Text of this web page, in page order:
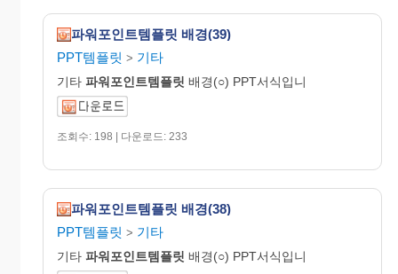
파워포인트템플릿 배경(39)
PPT템플릿 > 기타
기타 파워포인트템플릿 배경(○) PPT서식입니
조회수: 198 | 다운로드: 233
파워포인트템플릿 배경(38)
PPT템플릿 > 기타
기타 파워포인트템플릿 배경(○) PPT서식입니